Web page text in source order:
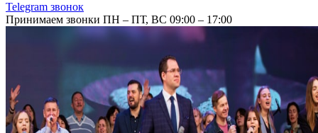
Telegram звонок
Принимаем звонки ПН – ПТ, ВС 09:00 – 17:00